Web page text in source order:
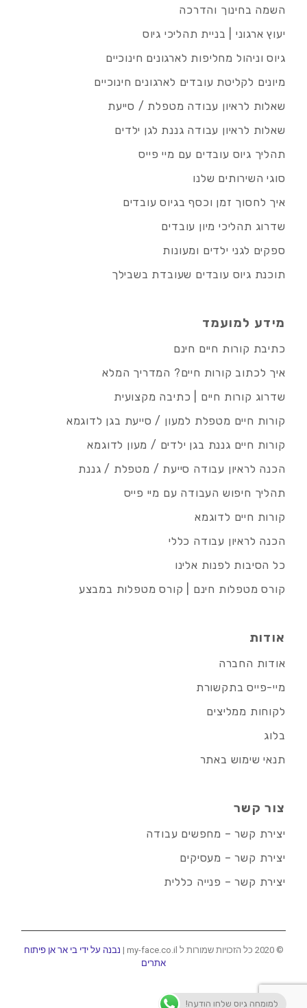
השמה בחינוך והדרכה
יעוץ ארגוני | בניית תהליכי גיוס
גיוס וניהול מחליפות לארגונים חינוכיים
מיונים לקליטת עובדים לארגונים חינוכיים
שאלות לראיון עבודה מטפלת / סייעת
שאלות לראיון עבודה גננת לגן ילדים
תהליך גיוס עובדים עם מיי פייס
סוגי השירותים שלנו
איך לחסוך זמן וכסף בגיוס עובדים
שדרוג תהליכי מיון עובדים
ספקים לגני ילדים ומעונות
תוכנת גיוס עובדים שעובדת בשבילך
מידע למועמד
כתיבת קורות חיים חינם
איך לכתוב קורות חיים? המדריך המלא
שדרוג קורות חיים | כתיבה מקצועית
קורות חיים מטפלת למעון / סייעת בגן לדוגמא
קורות חיים גננת בגן ילדים / מעון לדוגמא
הכנה לראיון עבודה סייעת / מטפלת / גננת
תהליך חיפוש העבודה עם מיי פייס
קורות חיים לדוגמא
הכנה לראיון עבודה כללי
כל הסיבות לפנות אלינו
קורס מטפלות חינם | קורס מטפלות במבצע
אודות
אודות החברה
מיי-פייס בתקשורת
לקוחות ממליצים
בלוג
תנאי שימוש באתר
צור קשר
יצירת קשר – מחפשים עבודה
יצירת קשר – מעסיקים
יצירת קשר – פנייה כללית
© 2020 כל הזכויות שמורות ל my-face.co.il |
נבנה על ידי בי אר אן פיתוח
אתרים
למומחה גיוס שלחו הודעה!